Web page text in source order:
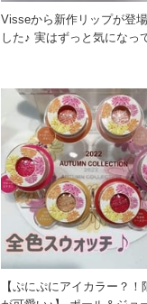
Visseから新作リップが登
した♪ 実はずっと気になっ
【ぷにぷにアイカラー？！